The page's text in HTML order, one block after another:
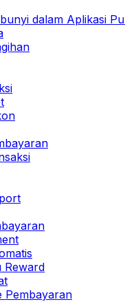
dalam Aplikasi
Reward
Pembayaran